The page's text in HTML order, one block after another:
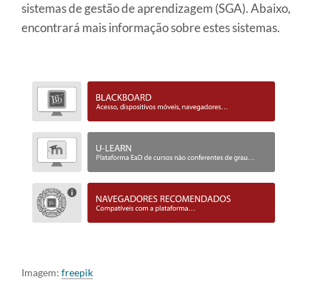
sistemas de gestão de aprendizagem (SGA). Abaixo,
encontrará mais informação sobre estes sistemas.
Imagem: freepik